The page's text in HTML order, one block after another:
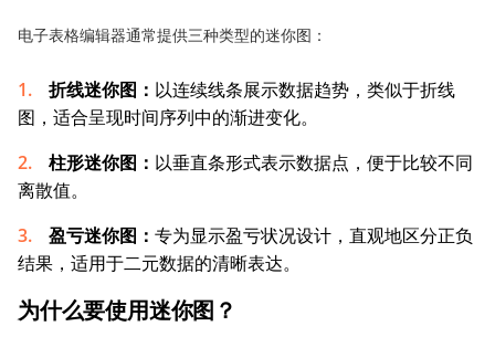
电子表格编辑器通常提供三种类型的迷你图：
折线迷你图： 以连续线条展示数据趋势，类似于折线
图，适合呈现时间序列中的渐进变化。
柱形迷你图： 以垂直条形式表示数据点，便于比较不同
离散值。
盈亏迷你图： 专为显示盈亏状况设计，直观地区分正负
结果，适用于二元数据的清晰表达。
为什么要使用迷你图？